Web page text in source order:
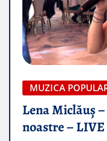
MUZICA
Lena Miclăuș
noastre – LIVE